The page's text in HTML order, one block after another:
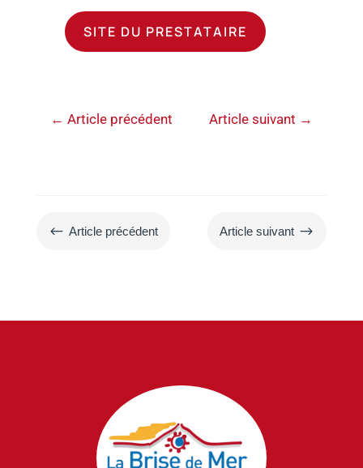
SITE DU PRESTATAIRE
←Article précédent Article suivant →
# Article précédent Article suivant $